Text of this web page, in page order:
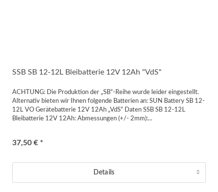
SSB SB 12-12L Bleibatterie 12V 12Ah "VdS"
ACHTUNG: Die Produktion der „SB“-Reihe wurde leider eingestellt.
Alternativ bieten wir Ihnen folgende Batterien an: SUN Battery SB 12-
12L VO Gerätebatterie 12V 12Ah „VdS“ Daten SSB SB 12-12L
Bleibatterie 12V 12Ah: Abmessungen (+/- 2mm):...
37,50 € *
Details